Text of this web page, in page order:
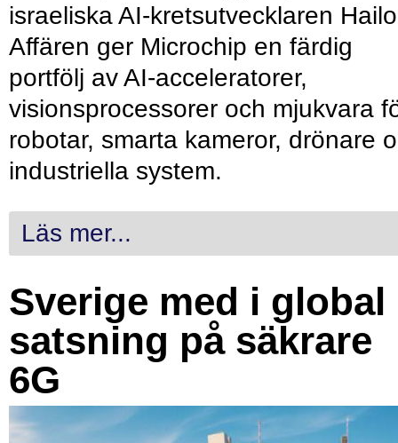
israeliska AI-kretsutvecklaren
Affären ger Microchip en färdig
portfölj av AI-acceleratorer,
visionsprocessorer och mjukvara
robotar, smarta kameror, drönare
industriella system.
Läs mer...
Sverige med i global
satsning på säkrare
6G